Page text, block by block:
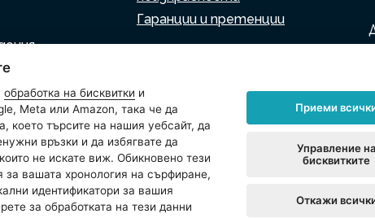
Гаранции и претенции
Виртуален асистент
Пишете ни
на бисквитки Настройки на бисквитките
обработка на бисквитки и
Meta или Amazon, така че да
което търсите на нашия уебсайт, да
връзки и да избягвате да
не искате виж. Обикновено тези
вашата хронология на сърфиране,
идентификатори за вашия
за обработката на тези данни
Приеми
Управление на
бисквитките
Откажи